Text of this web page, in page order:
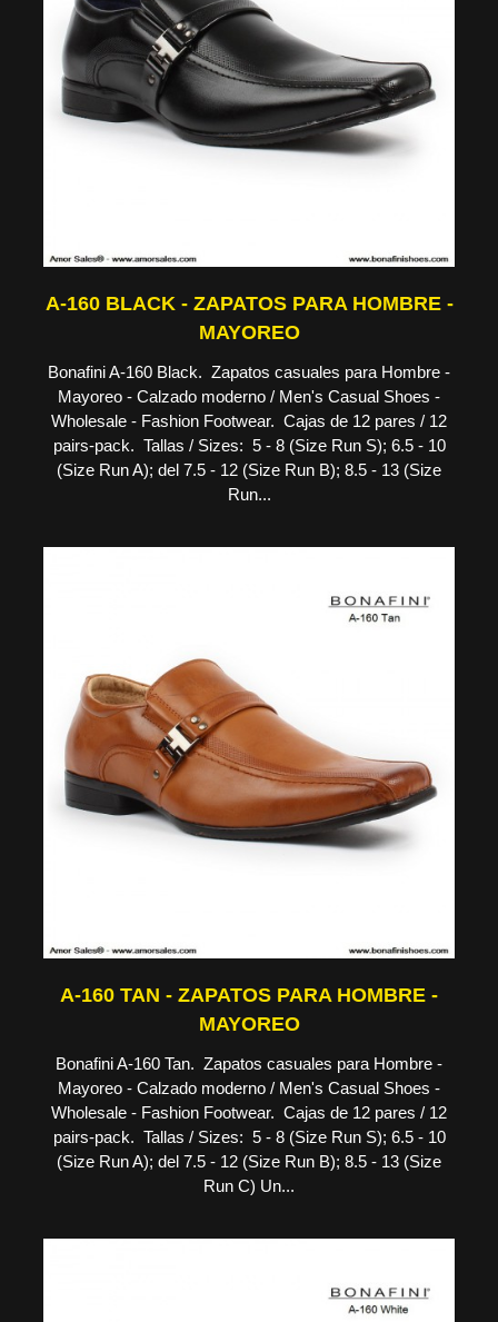
A-160 BLACK - ZAPATOS PARA HOMBRE -
MAYOREO
Bonafini A-160 Black. Zapatos casuales para Hombre -
Mayoreo - Calzado moderno / Men's Casual Shoes -
Wholesale - Fashion Footwear. Cajas de 12 pares / 12
pairs-pack. Tallas / Sizes: 5 - 8 (Size Run S); 6.5 - 10
(Size Run A); del 7.5 - 12 (Size Run B); 8.5 - 13 (Size
Run...
A-160 TAN - ZAPATOS PARA HOMBRE -
MAYOREO
Bonafini A-160 Tan. Zapatos casuales para Hombre -
Mayoreo - Calzado moderno / Men's Casual Shoes -
Wholesale - Fashion Footwear. Cajas de 12 pares / 12
pairs-pack. Tallas / Sizes: 5 - 8 (Size Run S); 6.5 - 10
(Size Run A); del 7.5 - 12 (Size Run B); 8.5 - 13 (Size
Run C) Un...